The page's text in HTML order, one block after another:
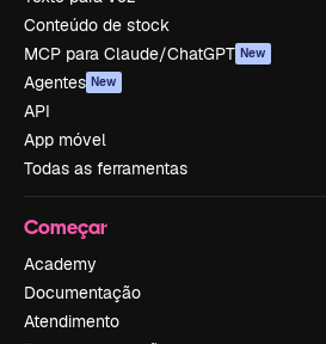
Conteúdo de stock
MCP para Claude/ChatGPT New
Agentes New
API
App móvel
Todas as ferramentas
Começar
Academy
Documentação
Atendimento